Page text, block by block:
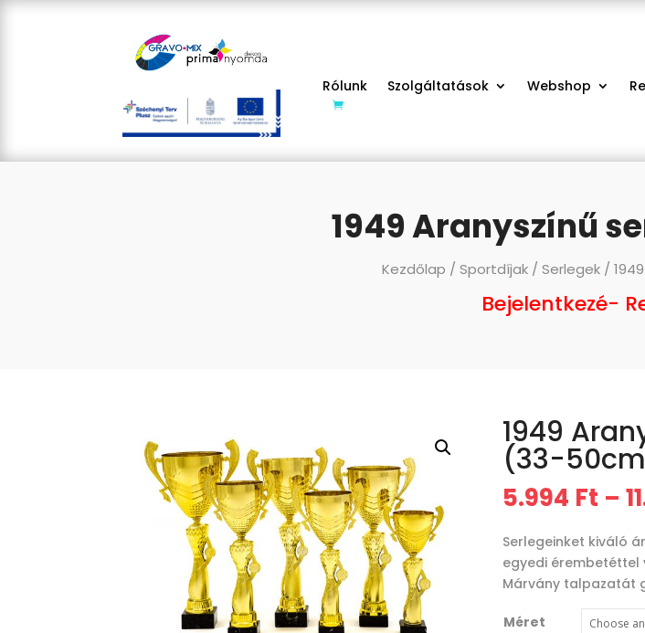
Rólunk Szolgáltatások Webshop
1949 Aranyszínű
Kezdőlap / Sportdíjak / Serlegek /
Bejelentkezé-
1949
(33-
5.994 Ft –
Serlegeinket kiváló
egyedi érembetéttel
Márvány talpazatát
Méret